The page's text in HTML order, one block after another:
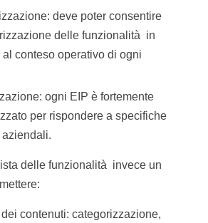
deve poter consentire
delle funzionalità in
conteso operativo di ogni
ogni EIP è fortemente
per rispondere a specifiche
delle funzionalità invece un
contenuti: categorizzazione,